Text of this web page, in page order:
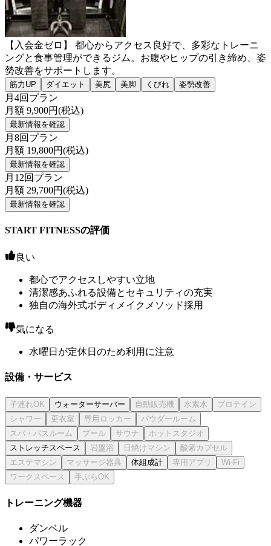
【入会金ゼロ】 都心からアクセス良好で、多彩なトレーニ
ングと食事管理ができるジム。お腹やヒップの引き締め、姿
勢改善をサポートします。
筋力UP ダイエット 美尻 美脚 くびれ 姿勢改善
月4回プラン
月額 9,900円(税込)
最新情報を確認
月8回プラン
月額 19,800円(税込)
最新情報を確認
月12回プラン
月額 29,700円(税込)
最新情報を確認
START FITNESSの評価
良い
都心でアクセスしやすい立地
清潔感あふれる設備とセキュリティの充実
独自の海外式ボディメイクメソッド採用
気になる
水曜日が定休日のため利用に注意
設備・サービス
ウォーターサーバー
ストレッチスペース
体組成計
トレーニング機器
ダンベル
パワーラック